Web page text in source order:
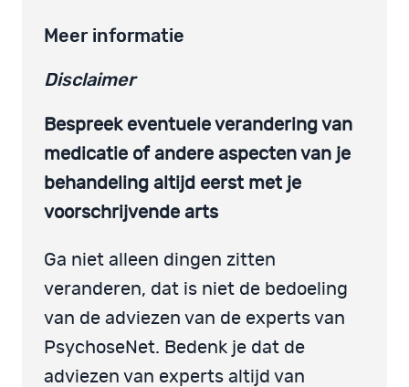
Meer informatie
Disclaimer
Bespreek eventuele verandering van
medicatie of andere aspecten van je
behandeling altijd eerst met je
voorschrijvende arts
Ga niet alleen dingen zitten
veranderen, dat is niet de bedoeling
van de adviezen van de experts van
PsychoseNet. Bedenk je dat de
adviezen van experts altijd van